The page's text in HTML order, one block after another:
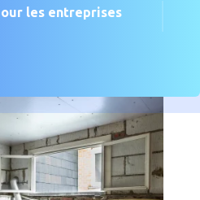
les entreprises